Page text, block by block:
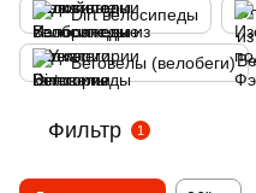
Dirt велосипеды
Беговелы (велобеги)
Фильтр 1